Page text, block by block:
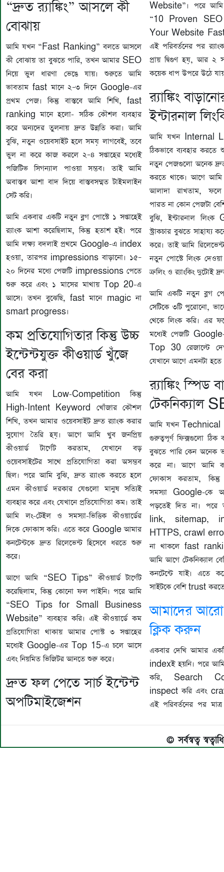
“দ্রুত র‍্যাঙ্কিং” আসলে কী
বোঝায়
আমি যখন “Fast Ranking” বলতে আসলে
কী বোঝায় তা বুঝতে পারি, তখন আমার SEO
নিয়ে ভুল ধারণা ভেঙে যায়। শুরুতে আমি
ভাবতাম fast মানে ২–৩ দিনে Google-এর
প্রথম পেজ। কিন্তু বাস্তবে আমি শিখি, fast
ranking মানে হলো- সঠিক কৌশল ব্যবহার
করে অন্যদের তুলনায় দ্রুত উন্নতি করা। আমি
বুঝি, নতুন ওয়েবসাইট হলে সময় লাগবেই, তবে
ভুল না করে কাজ করলে ২–৪ সপ্তাহের মধ্যেই
পজিটিভ সিগন্যাল পাওয়া সম্ভব। তাই আমি
অবাস্তব আশা বাদ দিয়ে বাস্তবসম্মত টাইমলাইন
সেট করি।
আমি একবার একটি নতুন ব্লগ পোস্টে ১ সপ্তাহেই
র‍্যাংক আশা করেছিলাম, কিন্তু হতাশ হই। পরে
আমি লক্ষ্য বদলাই প্রথমে Google-এ index
হওয়া, তারপর impressions বাড়ানো। ১৫–
২০ দিনের মধ্যে পেজটি impressions পেতে
শুরু করে এবং ১ মাসের মাথায় Top 20-এ
আসে। তখন বুঝেছি, fast মানে magic না
smart progress।
কম প্রতিযোগিতার কিন্তু উচ্চ
ইন্টেন্টযুক্ত কীওয়ার্ড খুঁজে
বের করা
আমি যখন Low-Competition কিন্তু
High-Intent Keyword খোঁজার কৌশল
শিখি, তখন আমার ওয়েবসাইট দ্রুত র‍্যাংক করার
সুযোগ তৈরি হয়। আগে আমি খুব জনপ্রিয়
কীওয়ার্ড টার্গেট করতাম, যেখানে বড়
ওয়েবসাইটের সাথে প্রতিযোগিতা করা অসম্ভব
ছিল। পরে আমি বুঝি, দ্রুত র‍্যাংক করতে হলে
এমন কীওয়ার্ড দরকার যেগুলো মানুষ সত্যিই
ব্যবহার করে এবং যেখানে প্রতিযোগিতা কম। তাই
আমি লং-টেইল ও সমস্যা-ভিত্তিক কীওয়ার্ডের
দিকে ফোকাস করি। এতে করে Google আমার
কনটেন্টকে দ্রুত রিলেভেন্ট হিসেবে ধরতে শুরু
করে।
আগে আমি “SEO Tips” কীওয়ার্ড টার্গেট
করেছিলাম, কিন্তু কোনো ফল পাইনি। পরে আমি
“SEO Tips for Small Business
Website” ব্যবহার করি। এই কীওয়ার্ডে কম
প্রতিযোগিতা থাকায় আমার পোস্ট ৩ সপ্তাহের
মধ্যেই Google-এর Top 15-এ চলে আসে
এবং নিয়মিত ভিজিটর আনতে শুরু করে।
দ্রুত ফল পেতে সার্চ ইন্টেন্ট
অপটিমাইজেশন
Website”। পরে আমি
“10 Proven
Your Website
এই পরিবর্তনের পর
প্রায় দ্বিগুণ হয়, আর ২
কয়েক ধাপ উপরে উঠে
র‍্যাঙ্কিং
ইন্টারনাল
আমি যখন Internal
ঠিকভাবে ব্যবহার
নতুন পেজগুলো অনেক
করতে থাকে। আগে আমি
আলাদা রাখতাম,
পারত না কোন পেজটা
বুঝি, ইন্টারনাল লিংক
স্ট্রাকচার বুঝতে সাহায্য
করে। তাই আমি
নতুন পোস্টে লিংক
ক্রলিং ও র‍্যাংকিং দুটোই
আমি একটি নতুন ব্লগ
সেটিকে ৩টি পুরোনো,
থেকে লিংক করি। এর
মধ্যেই পেজটি
Top 30 রেজাল্টে
যেখানে আগে এমনটা হতে
র‍্যাঙ্কিং স্পিড
টেকনিক্যাল
আমি যখন Technical
গুরুত্বপূর্ণ ফিক্সগুলো
বুঝতে পারি কেন অনেক
করে না। আগে আমি
ফোকাস করতাম, কিন্তু
সমস্যা Google-কে
পড়তেই দিত না। পরে
link, sitemap,
HTTPS, crawl error
না থাকলে fast
আমি আগে টেকনিক্যাল
কনটেন্টে যাই। এতে
সাইটকে বেশি trust
আমাদের আরো
ক্লিক করুন
একবার দেখি আমার
indexই হয়নি। পরে
করি, Search
inspect করি এবং
এই পরিবর্তনের পর
© সর্বস্বত্ব